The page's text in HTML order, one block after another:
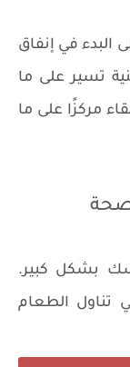
البدء في إنفاق
تسير على ما
مركزًا على ما
بشكل كبير.
تناول الطعام